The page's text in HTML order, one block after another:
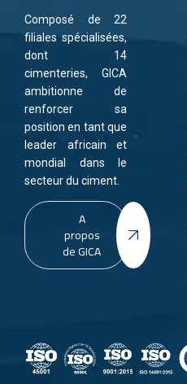
Composé de 22
filiales spécialisées,
dont 14
cimenteries, GICA
ambitionne de
renforcer sa
position en tant que
leader africain et
mondial dans le
secteur du ciment.
A
propos
de GICA